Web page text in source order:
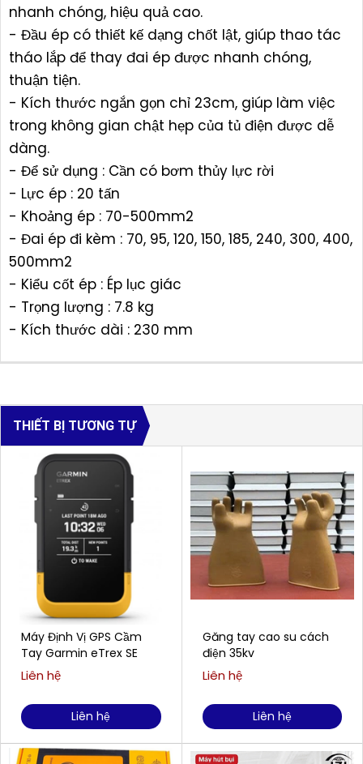
nhanh chóng, hiệu quả cao.
- Đầu ép có thiết kế dạng chốt lật, giúp thao tác
tháo lắp để thay đai ép được nhanh chóng,
thuận tiện.
- Kích thước ngắn gọn chỉ 23cm, giúp làm việc
trong không gian chật hẹp của tủ điện được dễ
dàng.
- Để sử dụng : Cần có bơm thủy lực rời
- Lực ép : 20 tấn
- Khoảng ép : 70-500mm2
- Đai ép đi kèm : 70, 95, 120, 150, 185, 240, 300, 400,
500mm2
- Kiểu cốt ép : Ép lục giác
- Trọng lượng : 7.8 kg
- Kích thước dài : 230 mm
THIẾT BỊ TƯƠNG TỰ
Máy Định Vị GPS Cầm
Tay Garmin eTrex SE
Liên hệ
Liên hệ
Găng tay cao su cách
điện 35kv
Liên hệ
Liên hệ